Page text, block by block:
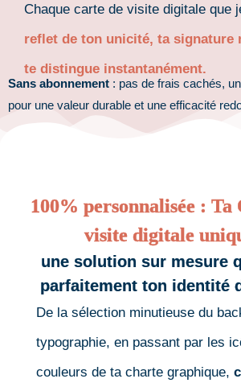
Chaque carte de visite digitale que
reflet de ton unicité, ta signature
te distingue instantanément.
Sans abonnement : pas de frais cachés,
pour une valeur durable et une efficacité
100% personnalisée : Ta
visite digitale
une solution sur mesure
parfaitement ton identité
De la sélection minutieuse du
typographie, en passant par les
couleurs de ta charte graphique,